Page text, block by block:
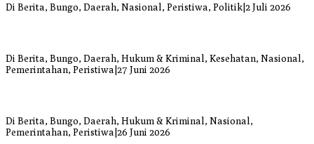
Di Berita, Bungo, Daerah, Nasional, Peristiwa, Politik 2 Juli 2026
Di Berita, Bungo, Daerah, Hukum & Kriminal, Kesehatan, Nasional,
Pemerintahan, Peristiwa 27 Juni 2026
Di Berita, Bungo, Daerah, Hukum & Kriminal, Nasional,
Pemerintahan, Peristiwa 26 Juni 2026